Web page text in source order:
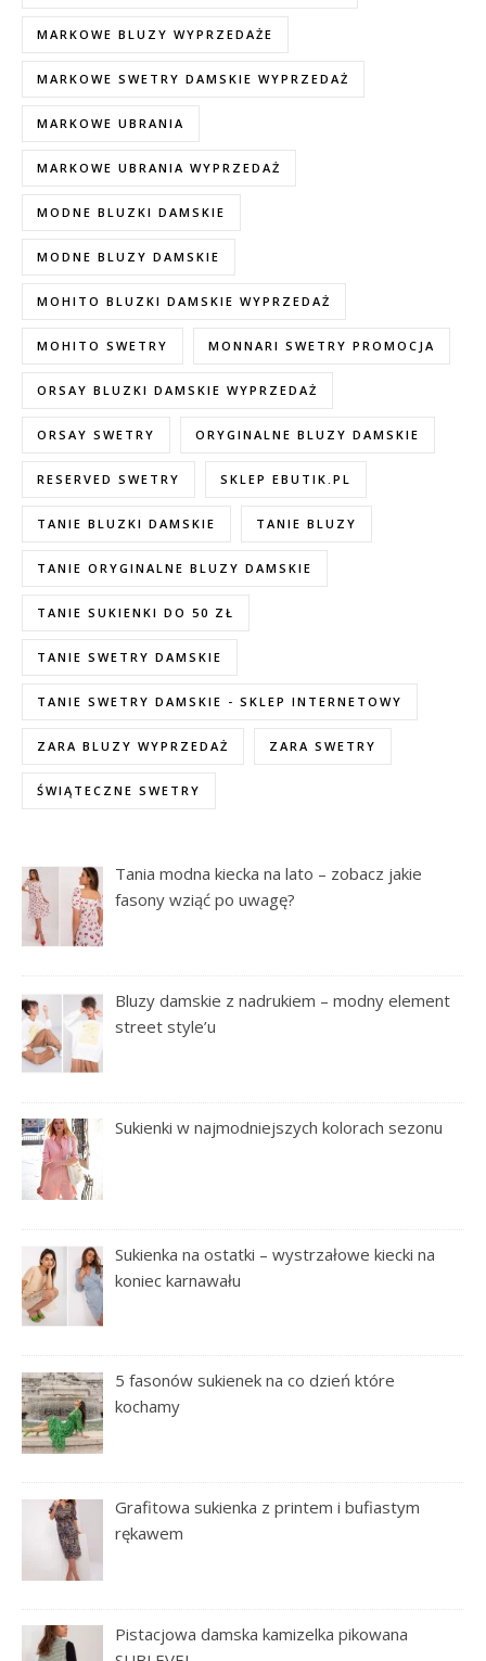
MARKOWE BLUZY WYPRZEDAŻE
MARKOWE SWETRY DAMSKIE WYPRZEDAŻ
MARKOWE UBRANIA
MARKOWE UBRANIA WYPRZEDAŻ
MODNE BLUZKI DAMSKIE
MODNE BLUZY DAMSKIE
MOHITO BLUZKI DAMSKIE WYPRZEDAŻ
MOHITO SWETRY MONNARI SWETRY PROMOCJA
ORSAY BLUZKI DAMSKIE WYPRZEDAŻ
ORSAY SWETRY ORYGINALNE BLUZY DAMSKIE
RESERVED SWETRY SKLEP EBUTIK.PL
TANIE BLUZKI DAMSKIE TANIE BLUZY
TANIE ORYGINALNE BLUZY DAMSKIE
TANIE SUKIENKI DO 50 ZŁ
TANIE SWETRY DAMSKIE
TANIE SWETRY DAMSKIE - SKLEP INTERNETOWY
ZARA BLUZY WYPRZEDAŻ ZARA SWETRY
ŚWIĄTECZNE SWETRY
Tania modna kiecka na lato – zobacz jakie
fasony wziąć po uwagę?
Bluzy damskie z nadrukiem – modny element
street style’u
Sukienki w najmodniejszych kolorach sezonu
Sukienka na ostatki – wystrzałowe kiecki na
koniec karnawału
5 fasonów sukienek na co dzień które
kochamy
Grafitowa sukienka z printem i bufiastym
rękawem
Pistacjowa damska kamizelka pikowana